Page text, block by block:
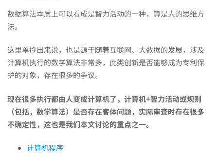
数据算法本质上可以看成是智力活动的一种，算是人的思维方
法。
这里单拎出来说，也是源于随着互联网、大数据的发展，涉及
计算机执行的数学算法非常多，此类创新是否能够成为专利保
护的对象，存在很多的争议。
现在很多执行都由人变成计算机了，计算机+智力活动或规则
（包括，数学算法）是否存在客体问题，实际审查时存在很多
不确定性，这也是我们本文讨论的重点之一。
计算机程序